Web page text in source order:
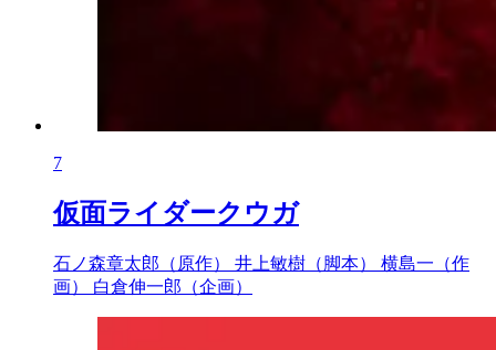
7
仮面ライダークウガ
石ノ森章太郎（原作） 井上敏樹（脚本） 横島一（作
画） 白倉伸一郎（企画）